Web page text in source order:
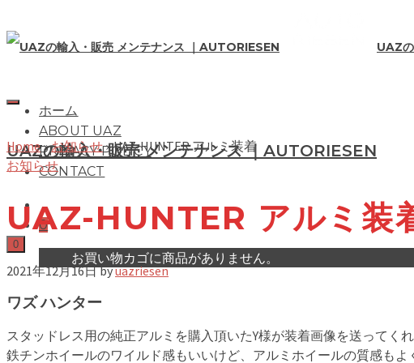
UAZ
ホーム
ABOUT UAZ
PRIVACY POLICY
CONTACT
0
お買い物カゴに商品がありません。
UAZの輸入・販売 メンテナンス ｜AUTORIESEN
0
Home»お知らせ»UAZ-HUNTER アルミ装着
お知らせ
UAZ-HUNTER アルミ装
2021年12月16日byuazriesen
ワズ ハンター
スタッドレス用の純正アルミを購入頂いたY様が装着画像を送ってくれ
鉄チンホイールのワイルド感もいいけど、アルミホイールの質感もよ